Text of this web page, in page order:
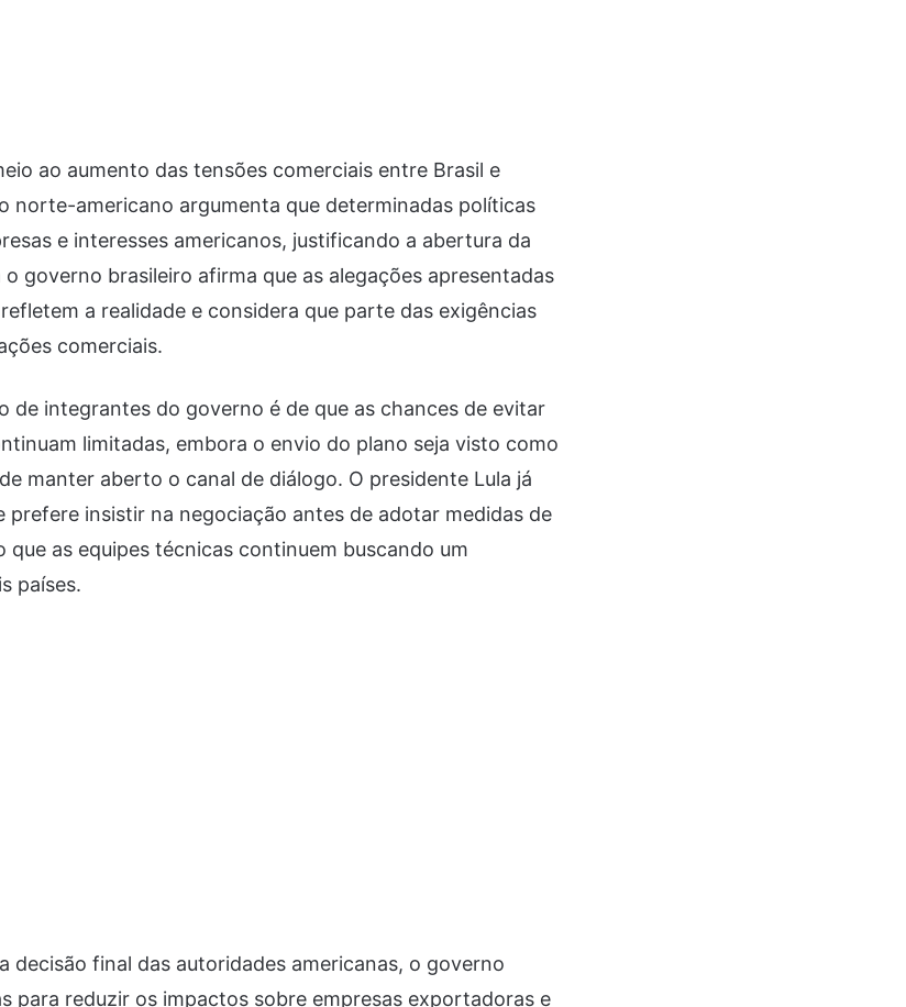
ao aumento das tensões comerciais entre Brasil e
norte-americano argumenta que determinadas políticas
e interesses americanos, justificando a abertura da
governo brasileiro afirma que as alegações apresentadas
a realidade e considera que parte das exigências
comerciais.
de integrantes do governo é de que as chances de evitar
limitadas, embora o envio do plano seja visto como
manter aberto o canal de diálogo. O presidente Lula já
prefere insistir na negociação antes de adotar medidas de
as equipes técnicas continuem buscando um
países.
decisão final das autoridades americanas, o governo
para reduzir os impactos sobre empresas exportadoras e